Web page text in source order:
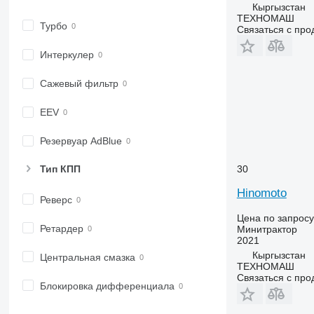
Турбо
Интеркулер
Сажевый фильтр
EEV
Резервуар AdBlue
Тип КПП
Реверс
Ретардер
Центральная смазка
Блокировка дифференциала
Кыргызстан
ТЕХНОМАШ
Связаться с
30
Hinomoto
Цена по запросу
Минитрактор
2021
Кыргызстан
ТЕХНОМАШ
Связаться с